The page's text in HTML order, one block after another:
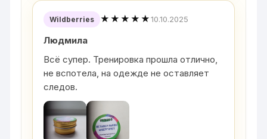
Wildberries ★★★★★10.10.2025
Людмила
Всё супер. Тренировка прошла отлично,
не вспотела, на одежде не оставляет
следов.